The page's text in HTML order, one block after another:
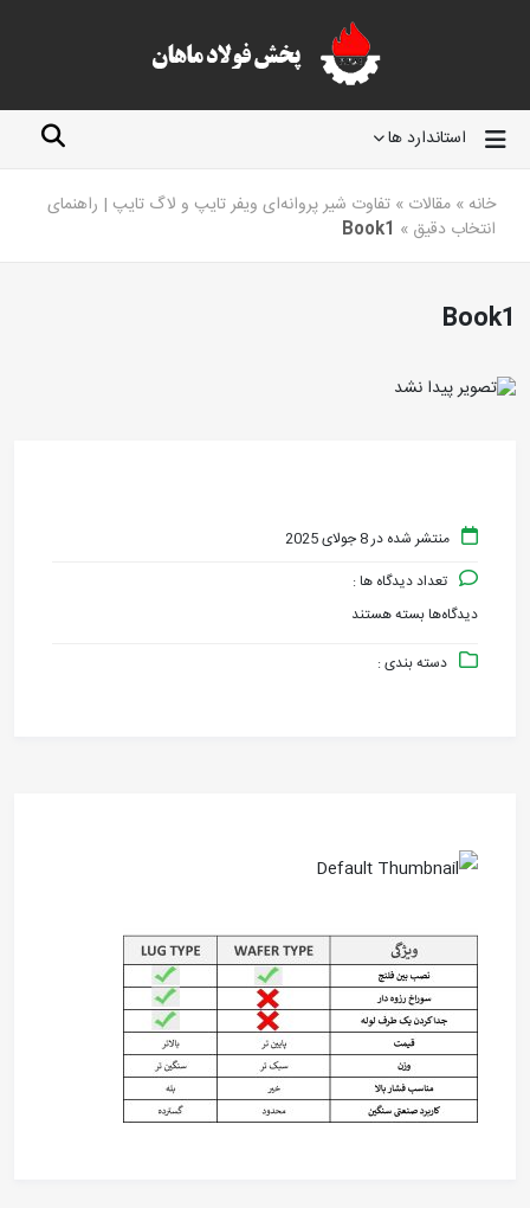
استاندارد ها
خانه » مقالات » تفاوت شیر پروانه‌ای ویفر تایپ و لاگ تایپ | راهنمای
انتخاب دقیق »
Book1
Book1
منتشر شده در 8 جولای 2025
تعداد دیدگاه ها :
دیدگاه‌ها
برای
Book1
بسته هستند
دسته بندی :